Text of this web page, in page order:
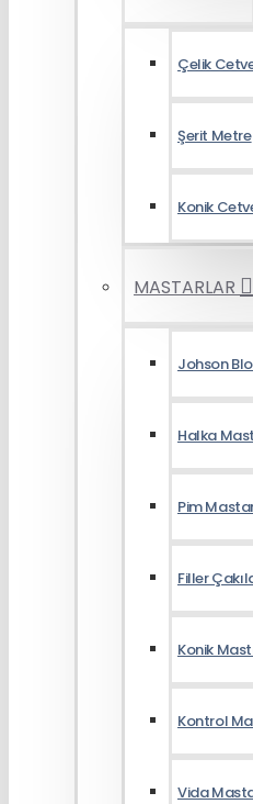
Çelik
Şerit Metre
Konik
MASTARLAR
Johson
Halka
Pim
Filler
Konik
Kontrol
Vida